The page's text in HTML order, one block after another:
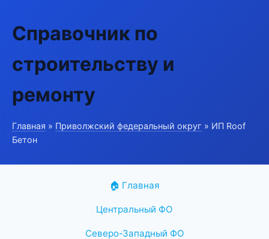
Справочник по
строительству и
ремонту
Главная » Приволжский федеральный округ » ИП Roof
Бетон
🏠 Главная
Центральный ФО
Северо-Западный ФО